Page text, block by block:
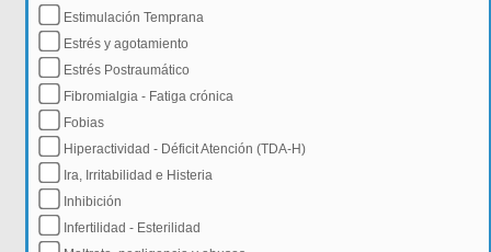
Estimulación Temprana
Estrés y agotamiento
Estrés Postraumático
Fibromialgia - Fatiga crónica
Fobias
Hiperactividad - Déficit Atención (TDA-H)
Ira, Irritabilidad e Histeria
Inhibición
Infertilidad - Esterilidad